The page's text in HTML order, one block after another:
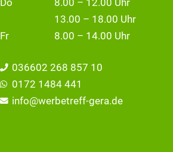
13.00 – 18.00 Uhr
Fr
8.00 – 14.00 Uhr
036602 268 857 10
0172 1484 441
info@werbetreff-gera.de